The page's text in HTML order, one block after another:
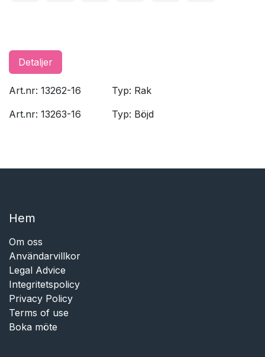
Detaljer
Art.nr: 13262-16
​Typ: Rak
Art.nr: 13263-16
​Typ: Böjd
Hem​​
Om oss
Användarvillkor
Legal Advice
Integritetspolicy
Privacy Policy
Terms of use
Boka möte